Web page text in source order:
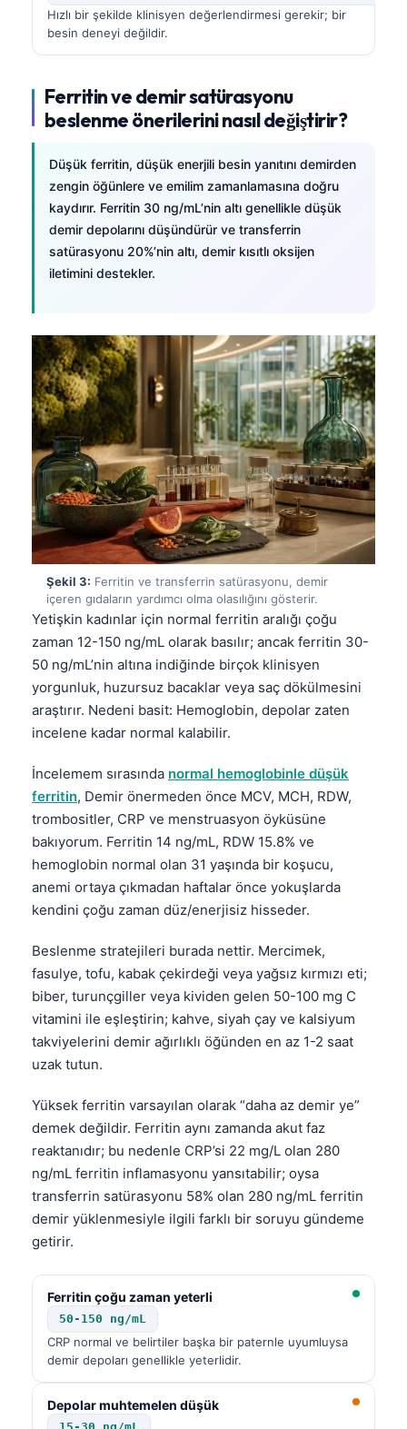
Hızlı bir şekilde klinisyen değerlendirmesi gerekir; bir
besin deneyi değildir.
Ferritin ve demir satürasyonu
beslenme önerilerini nasıl değiştirir?
Düşük ferritin, düşük enerjili besin yanıtını demirden
zengin öğünlere ve emilim zamanlamasına doğru
kaydırır. Ferritin 30 ng/mL’nin altı genellikle düşük
demir depolarını düşündürür ve transferrin
satürasyonu 20%’nin altı, demir kısıtlı oksijen
iletimini destekler.
Şekil 3: Ferritin ve transferrin satürasyonu, demir
içeren gıdaların yardımcı olma olasılığını gösterir.
Yetişkin kadınlar için normal ferritin aralığı çoğu
zaman 12-150 ng/mL olarak basılır; ancak ferritin 30-
50 ng/mL’nin altına indiğinde birçok klinisyen
yorgunluk, huzursuz bacaklar veya saç dökülmesini
araştırır. Nedeni basit: Hemoglobin, depolar zaten
incelene kadar normal kalabilir.
İncelemem sırasında normal hemoglobinle düşük
ferritin, Demir önermeden önce MCV, MCH, RDW,
trombositler, CRP ve menstruasyon öyküsüne
bakıyorum. Ferritin 14 ng/mL, RDW 15.8% ve
hemoglobin normal olan 31 yaşında bir koşucu,
anemi ortaya çıkmadan haftalar önce yokuşlarda
kendini çoğu zaman düz/enerjisiz hisseder.
Beslenme stratejileri burada nettir. Mercimek,
fasulye, tofu, kabak çekirdeği veya yağsız kırmızı eti;
biber, turunçgiller veya kividen gelen 50-100 mg C
vitamini ile eşleştirin; kahve, siyah çay ve kalsiyum
takviyelerini demir ağırlıklı öğünden en az 1-2 saat
uzak tutun.
Yüksek ferritin varsayılan olarak “daha az demir ye”
demek değildir. Ferritin aynı zamanda akut faz
reaktanıdır; bu nedenle CRP’si 22 mg/L olan 280
ng/mL ferritin inflamasyonu yansıtabilir; oysa
transferrin satürasyonu 58% olan 280 ng/mL ferritin
demir yüklenmesiyle ilgili farklı bir soruyu gündeme
getirir.
Ferritin çoğu zaman yeterli
50-150 ng/mL
CRP normal ve belirtiler başka bir paternle uyumluysa
demir depoları genellikle yeterlidir.
Depolar muhtemelen düşük